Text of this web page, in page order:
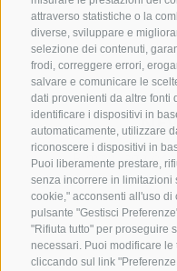
attraverso statistiche o la
diverse, sviluppare e
selezione dei contenuti,
frodi, correggere errori,
salvare e comunicare le
dati provenienti da altre fonti
identificare i dispositivi in
automaticamente, utilizzare
riconoscere i dispositivi in
Puoi liberamente prestare,
senza incorrere in limitazioni
cookie," acconsenti all'uso di
pulsante "Gestisci
"Rifiuta tutto" per proseguire
necessari. Puoi modificare
cliccando sul link
Rimani